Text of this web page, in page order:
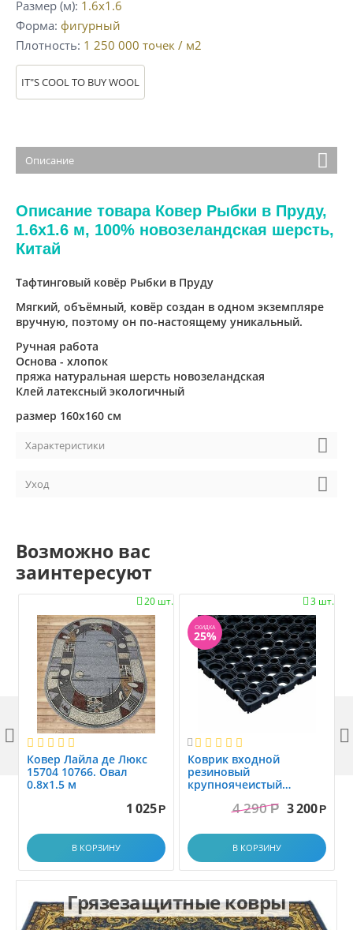
Размер (м) 1.6x1.6
Форма фигурный
Плотность 1 250 000 точек / м2
IT"S COOL TO BUY WOOL
Описание
Описание товара Ковер Рыбки в Пруду,
1.6x1.6 м, 100% новозеландская шерсть,
Китай
Тафтинговый ковёр Рыбки в Пруду
Мягкий, объёмный, ковёр создан в одном экземпляре
вручную, поэтому он по-настоящему уникальный.
Ручная работа
Основа - хлопок
пряжа натуральная шерсть новозеландская
Клей латексный экологичный
размер 160х160 см
Характеристики
Уход
Возможно вас
заинтересуют
20 шт.

Ковер Лайла де Люкс
15704 10766. Овал
0.8x1.5 м
1 025 Р
В КОРЗИНУ
3 шт.

СКИДКА
25%

Коврик вxодной
резиновый
крупноячеистый
1.0x1.5 м4 290 Р 3 200 Р
В КОРЗИНУ
 
Грязезащитные ковры